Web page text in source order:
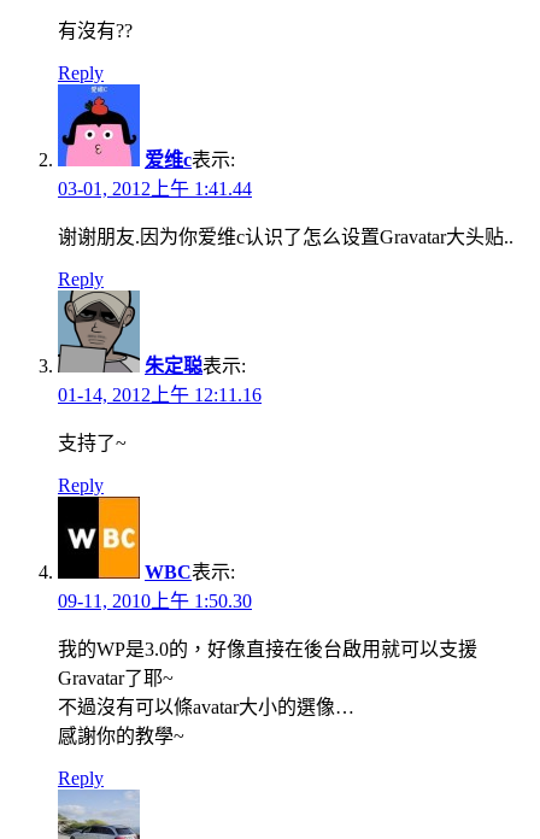
有沒有??
Reply
爱维c表示:
03-01, 2012上午 1:41.44
谢谢朋友.因为你爱维c认识了怎么设置Gravatar大头贴..
Reply
朱定聪表示:
01-14, 2012上午 12:11.16
支持了~
Reply
WBC表示:
09-11, 2010上午 1:50.30
我的WP是3.0的，好像直接在後台啟用就可以支援
Gravatar了耶~
不過沒有可以條avatar大小的選像…
感謝你的教學~
Reply